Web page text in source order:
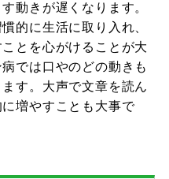
動きが遅くなります。
的に生活に取り入れ、
とを心がけることが大
では口やのどの動きも
す。大声で文章を読ん
増やすことも大事で